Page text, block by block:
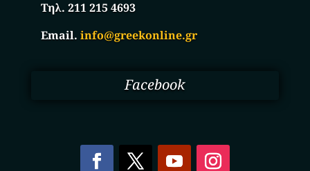
Τηλ. 211 215 4693
Email.info@greekonline.gr
Facebook